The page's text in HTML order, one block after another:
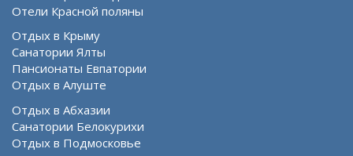
Отели Красной поляны
Отдых в Крыму
Санатории Ялты
Пансионаты Евпатории
Отдых в Алуште
Отдых в Абхазии
Санатории Белокурихи
Отдых в Подмосковье